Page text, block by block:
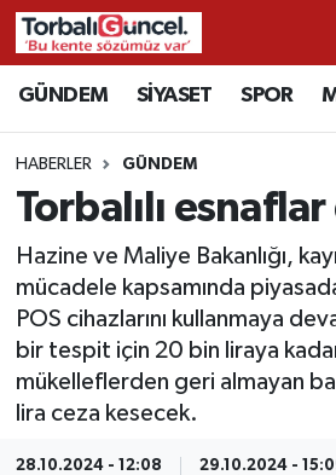
GÜNDEM SİYASET SPOR
HABERLER GÜNDEM
Torbalılı
Hazine ve Maliye Bakanlığı,
mücadele kapsamında
POS cihazlarını kullanmaya
bir tespit için 20 bin liraya
mükelleflerden geri almayan
lira ceza kesecek.
28.10.2024 - 12:08 29.10.2024 -
İzmir Nöbetçi Eczaneler
İzmir Hava Durumu
İzmir Namaz Vakitleri
İzmir Trafik Yoğunluk
Süper Lig Puan Durumu ve
Tüm Manşetler
Son Dakika Haberleri